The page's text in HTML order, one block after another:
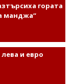
гората
манджа“
и евро